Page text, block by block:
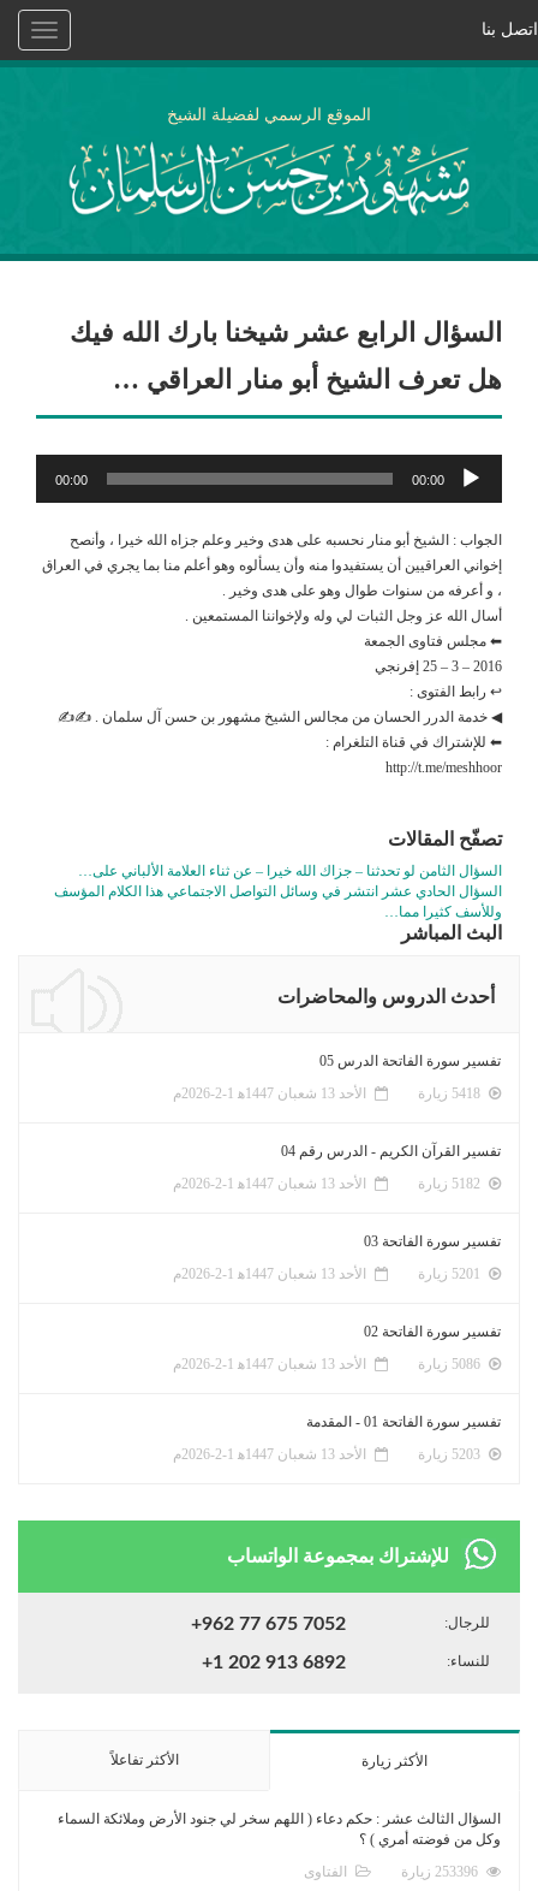
Toggle
اتصل بنا
الموقع الرسمي لفضيلة الشيخ
السؤال الرابع عشر شيخنا بارك الله فيك
هل تعرف الشيخ أبو منار العراقي …
مشغل
الصوت
00:00
00:00
الجواب : الشيخ أبو منار نحسبه على هدى وخير وعلم جزاه الله خيرا ، وأنصح
إخواني العراقيين أن يستفيدوا منه وأن يسألوه وهو أعلم منا بما يجري في العراق
، و أعرفه من سنوات طوال وهو على هدى وخير .
أسال الله عز وجل الثبات لي وله ولإخواننا المستمعين .
⬅ مجلس فتاوى الجمعة
2016 – 3 – 25 إفرنجي
↩ رابط الفتوى :
◀ خدمة الدرر الحسان من مجالس الشيخ مشهور بن حسن آل سلمان . ✍✍
⬅ للإشتراك في قناة التلغرام :
http://t.me/meshhoor
تصفّح المقالات
السؤال الثامن لو تحدثنا – جزاك الله خيرا – عن ثناء العلامة الألباني على…
السؤال الحادي عشر انتشر في وسائل التواصل الاجتماعي هذا الكلام المؤسف
وللأسف كثيرا مما…
البث المباشر
أحدث الدروس والمحاضرات
تفسير سورة الفاتحة الدرس 05
الأحد 13 شعبان 1447ﻫ 1-2-2026م
تفسير القرآن الكريم - الدرس رقم 04
الأحد 13 شعبان 1447ﻫ 1-2-2026م
تفسير سورة الفاتحة 03
الأحد 13 شعبان 1447ﻫ 1-2-2026م
تفسير سورة الفاتحة 02
الأحد 13 شعبان 1447ﻫ 1-2-2026م
تفسير سورة الفاتحة 01 - المقدمة
الأحد 13 شعبان 1447ﻫ 1-2-2026م
للإشتراك بمجموعة الواتساب
للرجال: +962 77 675 7052
للنساء: +1 202 913 6892
الأكثر زيارة الأكثر تفاعلاً
السؤال الثالث عشر : حكم دعاء ( اللهم سخر لي جنود الأرض وملائكة السماء
وكل من فوضته أمري ) ؟
الفتاوى